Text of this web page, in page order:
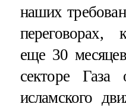
наших
переговорах,
еще 30
секторе Газа
исламского